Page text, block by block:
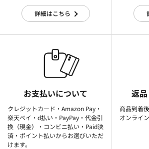
詳細はこちら
お支払いについて
クレジットカード・Amazon Pay・
楽天ぺイ・d払い・PayPay・代金引
換（現金）・コンビニ払い・Paid決
済・ポイント払いからお選びいただ
けます。
返
商品到着
オンライ